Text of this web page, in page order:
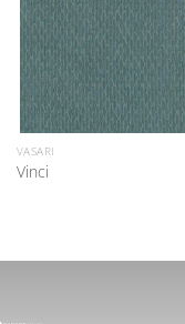
VASARI
Vinci